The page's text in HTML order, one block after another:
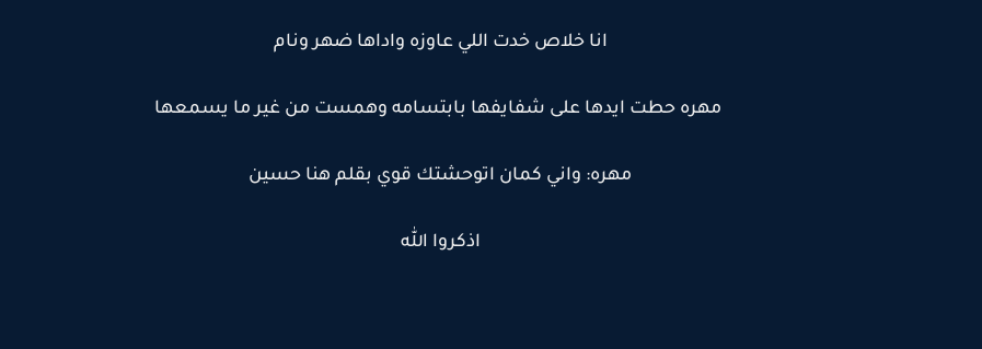
انا خلاص خدت اللي عاوزه واداها ضهر ونام
مهره حطت ايدها على شفايفها بابتسامه وهمست من غير ما يسمعها
مهره: واني كمان اتوحشتك قوي بقلم هنا حسين
اذكروا الله